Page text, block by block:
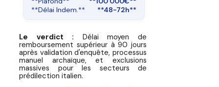
**Délai Indem.**
**48-72h**
Le verdict : Délai moyen de
remboursement supérieur à 90 jours
après validation d'enquête, processus
manuel archaïque, et exclusions
massives pour les secteurs de
prédilection italien.